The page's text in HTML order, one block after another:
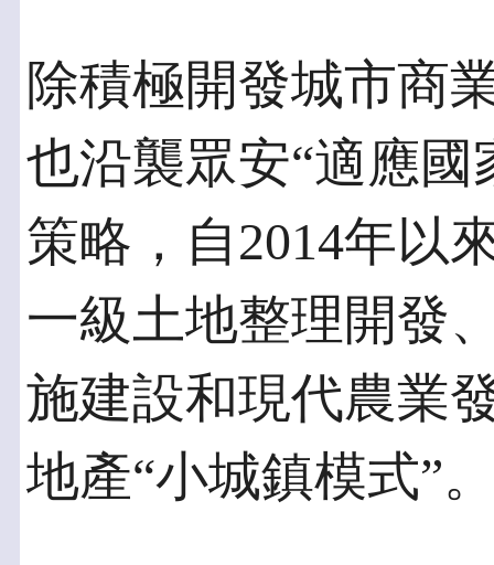
除積極開發城市商
也沿襲眾安“適應
策略，自2014年以
一級土地整理開發
施建設和現代農業
地產“小城鎮模式”